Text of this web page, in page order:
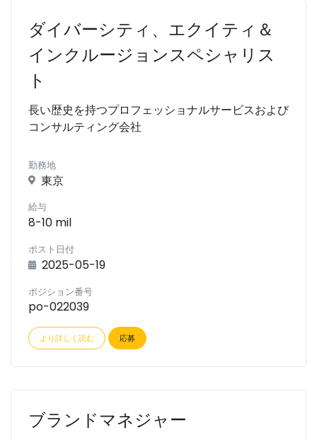
ダイバーシティ、エクイティ＆
インクルージョンスペシャリス
ト
長い歴史を持つプロフェッショナルサービスおよび
コンサルティング会社
勤務地
東京
給与
8-10 mil
ポスト日付
2025-05-19
ポジション番号
po-022039
より詳しく読む 応募
ブランドマネジャー